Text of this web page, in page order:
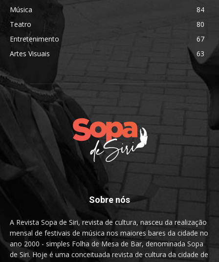
Música
84
Teatro
80
Entretenimento
67
Artes Visuais
63
Sobre nós
A Revista Sopa de Siri, revista de cultura, nasceu da realização
mensal de festivais de música nos maiores bares da cidade no
ano 2000 - simples Folha de Mesa de Bar, denominada Sopa
de Siri. Hoje é uma conceituada revista de cultura da cidade de